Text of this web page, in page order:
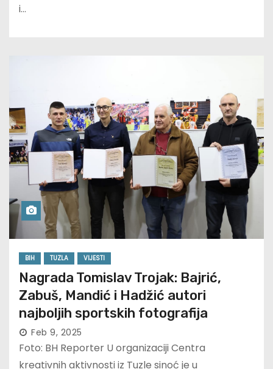
i…
BIH TUZLA VIJESTI
Nagrada Tomislav Trojak: Bajrić,
Zabuš, Mandić i Hadžić autori
najboljih sportskih fotografija
Feb 9, 2025
Foto: BH Reporter U organizaciji Centra
kreativnih aktivnosti iz Tuzle sinoć je u